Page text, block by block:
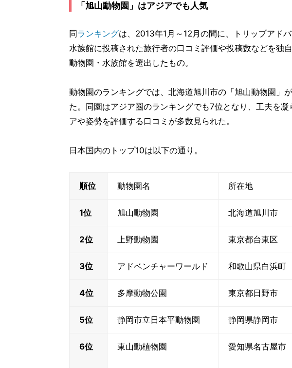
「旭山動物園」はアジアでも人気
同 ランキングは、2013年1月～12月の間に、トリップアド
水族館に投稿された旅行者の口コミ評価や投稿数などを独
動物園・水族館を選出したもの。
動物園のランキングでは、北海道旭川市の「旭山動物園」
た。同園はアジア圏のランキングでも7位となり、工夫を
アや姿勢を評価する口コミが多数見られた。
日本国内のトップ10は以下の通り。
順位 動物園名 所在地
1位 旭山動物園 北海道旭川市
2位 上野動物園 東京都台東区
3位 アドベンチャーワールド 和歌山県白浜町
4位 多摩動物公園 東京都日野市
5位 静岡市立日本平動物園 静岡県静岡市
6位 東山動植物園 愛知県名古屋市